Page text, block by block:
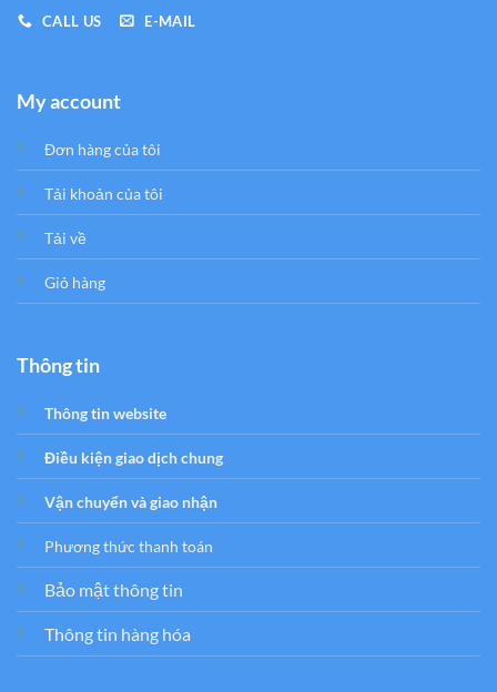
CALL US E-MAIL
My account
Đơn hàng của tôi
Tải khoản của tôi
Tải về
Giỏ hàng
Thông tin
Thông tin website
Điều kiện giao dịch chung
Vận chuyển và giao nhận
Phương thức thanh toán
Bảo mật thông tin
Thông tin hàng hóa